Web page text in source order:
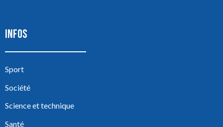
INFOS
Sport
Société
Science et technique
Santé